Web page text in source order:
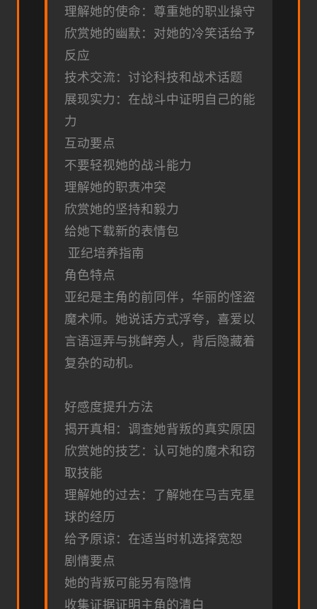
理解她的使命：尊重她的职业操守
欣赏她的幽默：对她的冷笑话给予
反应
技术交流：讨论科技和战术话题
展现实力：在战斗中证明自己的能
力
互动要点
不要轻视她的战斗能力
理解她的职责冲突
欣赏她的坚持和毅力
给她下载新的表情包
亚纪培养指南
角色特点
亚纪是主角的前同伴，华丽的怪盗
魔术师。她说话方式浮夸，喜爱以
言语逗弄与挑衅旁人，背后隐藏着
复杂的动机。
好感度提升方法
揭开真相：调查她背叛的真实原因
欣赏她的技艺：认可她的魔术和窃
取技能
理解她的过去：了解她在马吉克星
球的经历
给予原谅：在适当时机选择宽恕
剧情要点
她的背叛可能另有隐情
收集证据证明主角的清白